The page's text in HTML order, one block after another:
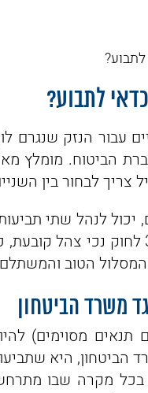
לתבוע?
עבור הנזק שנגרם
הביטוח. מומלץ
צריך לבחור בין
לנהל שתי
הביטחון, ותביעה נגד קצין התגמולים.
הטוב והמשתלם
משרד הביטחון
מסוימים)
הביטחון, היא
בכל מקרה שבו